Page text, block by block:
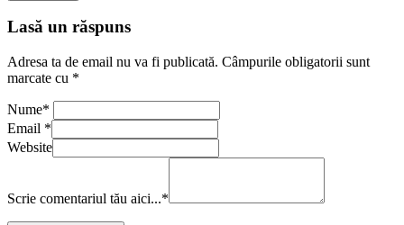
Lasă un răspuns
Adresa ta de email nu va fi publicată. Câmpurile obligatorii sunt
marcate cu *
Nume*
Email *
Website
Scrie comentariul tău aici...*